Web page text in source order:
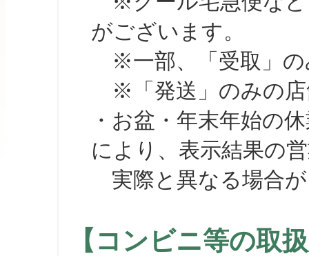
がございます。
※一部、「受取」の
※「発送」のみの店
・お盆・年末年始の
により、表示結果の
実際と異なる場合が
【コンビニ等の取